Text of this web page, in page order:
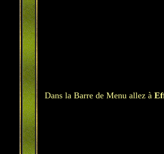
Dans la Barre de Menu allez à